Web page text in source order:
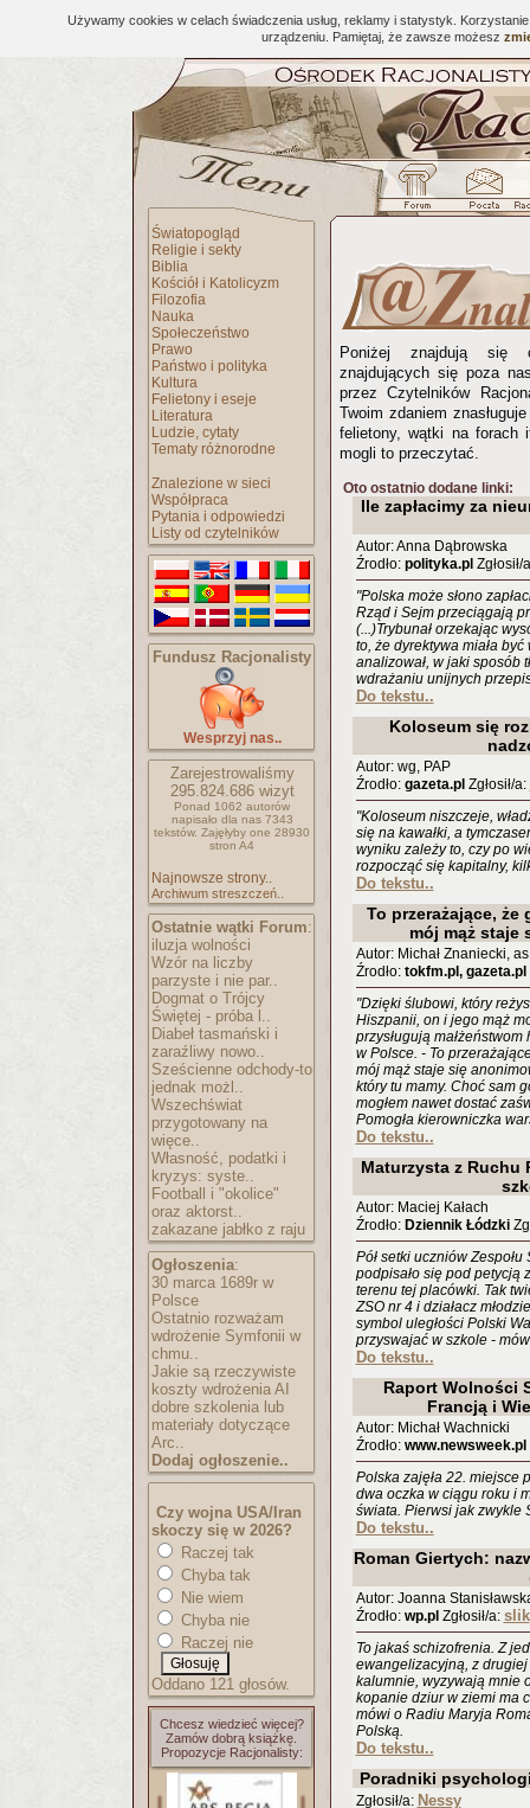
Używamy cookies w celach świadczenia usług, reklamy i statystyk.
urządzeniu. Pamiętaj, że zawsze możesz
Światopogląd
Religie i sekty
Biblia
Kościół i Katolicyzm
Filozofia
Nauka
Społeczeństwo
Prawo
Państwo i polityka
Kultura
Felietony i eseje
Literatura
Ludzie, cytaty
Tematy różnorodne
Znalezione w sieci
Współpraca
Pytania i odpowiedzi
Listy od czytelników
Fundusz Racjonalisty
Wesprzyj nas..
Zarejestrowaliśmy
295.824.686wizyt
Ponad 1062 autorów
napisało dla nas 7343
tekstów. Zajęłyby one 28930
stron A4
Najnowsze strony..
Archiwum streszczeń..
Ostatnie wątki Forum:
iluzja wolności
Wzór na liczby
parzyste i nie par..
Dogmat o Trójcy
Świętej - próba l..
Diabeł tasmański i
zaraźliwy nowo..
Sześcienne odchody-to
jednak możl..
Wszechświat
przygotowany na
więce..
Własność, podatki i
kryzys: syste..
Football i "okolice"
oraz aktorst..
zakazane jabłko z raju
Ogłoszenia:
30 marca 1689r w
Polsce
Ostatnio rozważam
wdrożenie Symfonii w
chmu..
Jakie są rzeczywiste
koszty wdrożenia AI
dobre szkolenia lub
materiały dotyczące
Arc..
Dodaj ogłoszenie..
Czy wojna USA/Iran
skoczy się w 2026?
Raczej tak
Chyba tak
Nie wiem
Chyba nie
Raczej nie
Oddano 121 głosów.
Chcesz wiedzieć więcej?
Zamów dobrą książkę.
Propozycje Racjonalisty:
Poniżej znajdują się
znajdujących się poza
przez Czytelników
Twoim zdaniem
felietony, wątki na forach
mogli to przeczytać.
Oto ostatnio dodane linki:
Ile zapłacimy za
Autor: Anna Dąbrowska
Źrodło: polityka.pl Zgłosił/
"Polska może słono
Rząd i Sejm przeciągają
(...)Trybunał orzekając
to, że dyrektywa miała
analizował, w jaki sposób
wdrażaniu unijnych
Do tekstu..
Koloseum się
Autor: wg, PAP
Źrodło: gazeta.pl Zgłosił/a:
"Koloseum niszczeje,
się na kawałki, a
wyniku zależy to, czy po
rozpocząć się kapitalny,
Do tekstu..
To przerażające, że
mój mąż staje
Autor: Michał Znaniecki, as
Źrodło: tokfm.pl, gazeta.pl
"Dzięki ślubowi, który
Hiszpanii, on i jego mąż
przysługują
w Polsce. - To
mój mąż staje się
który tu mamy. Choć sam
mogłem nawet dostać
Pomogła kierowniczka
Do tekstu..
Maturzysta z Ruchu
Autor: Maciej Kałach
Źrodło: Dziennik Łódzki
Pół setki uczniów
podpisało się pod petycją
terenu tej placówki. Tak
ZSO nr 4 i działacz
symbol uległości Polski
przyswajać w szkole -
Do tekstu..
Raport Wolności
Francją i
Autor: Michał Wachnicki
Źrodło: www.newsweek.pl
Polska zajęła 22. miejsce
dwa oczka w ciągu roku i
świata. Pierwsi jak zwykle
Do tekstu..
Roman Giertych:
Autor: Joanna
Źrodło: wp.pl Zgłosił/a: slik
To jakaś schizofrenia. Z
ewangelizacyjną, z
kalumnie, wyzywają mnie
kopanie dziur w ziemi ma
mówi o Radiu Maryja
Polską.
Do tekstu..
Poradniki
Zgłosił/a: Nessy